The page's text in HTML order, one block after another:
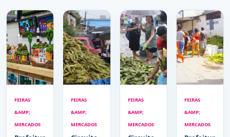
FEIRAS
&AMP;
MERCADOS
FEIRAS
&AMP;
MERCADOS
FEIRAS
&AMP;
MERCADOS
FEIRAS
&AMP;
MERCADOS